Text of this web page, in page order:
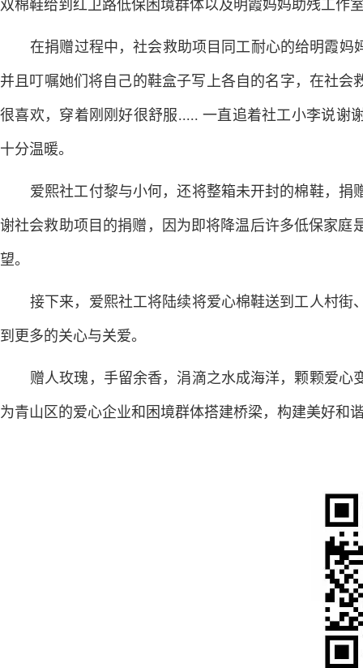
双棉鞋给到红卫路低保困境群体以及明霞妈妈助残工作
在捐赠过程中，社会救助项目同工耐心的给明霞
并且叮嘱她们将自己的鞋盒子写上各自的名字，在社
很喜欢，穿着刚刚好很舒服..... 一直追着社工小李说谢
十分温暖。
爱熙社工付黎与小何，还将整箱未开封的棉鞋，
谢社会救助项目的捐赠，因为即将降温后许多低保家
望。
接下来，爱熙社工将陆续将爱心棉鞋送到工人村
到更多的关心与关爱。
赠人玫瑰，手留余香，涓滴之水成海洋，颗颗爱
为青山区的爱心企业和困境群体搭建桥梁，构建美好和